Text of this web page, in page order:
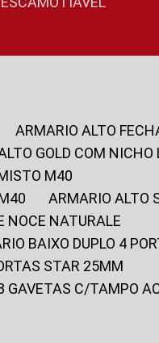
ARMARIO ALTO
ALTO GOLD COM
M40
ARMARIO
NOCE NATURALE
BAIXO DUPLO 4
STAR 25MM
GAVETAS C/TAMPO